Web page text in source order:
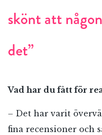
skönt att
det”
Vad har du fått för
– Det har varit
fina recensioner och